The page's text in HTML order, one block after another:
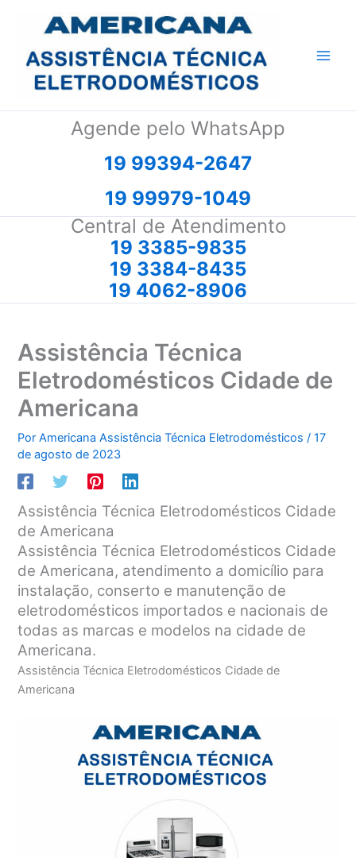
conteúdo
Agende pelo WhatsApp
19 99394-2647
19 99979-1049
Central de Atendimento
19 3385-9835
19 3384-8435
19 4062-8906
Assistência Técnica
Eletrodomésticos Cidade de
Americana
PorAmericana Assistência Técnica Eletrodomésticos/17
de agosto de 2023
Assistência Técnica Eletrodomésticos Cidade
de Americana
Assistência Técnica Eletrodomésticos Cidade
de Americana, atendimento a domicílio para
instalação, conserto e manutenção de
eletrodomésticos importados e nacionais de
todas as marcas e modelos na cidade de
Americana.
Assistência Técnica Eletrodomésticos Cidade de
Americana